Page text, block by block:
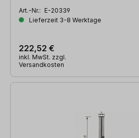
Art.-Nr.: E-20339
Lieferzeit 3-8 Werktage
222,52 €
inkl. MwSt. zzgl.
Versandkosten